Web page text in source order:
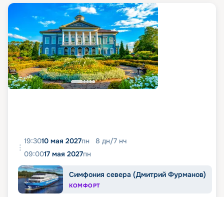
19:3010 мая 2027пн 8 дн/7 нч
09:0017 мая 2027пн
Симфония севера (Дмитрий Фурманов)
КОМФОРТ